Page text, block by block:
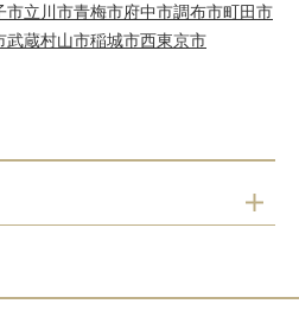
市立川市青梅市府中市調布市町田市
武蔵村山市稲城市西東京市